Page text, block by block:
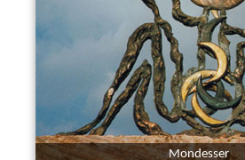
Mondesser